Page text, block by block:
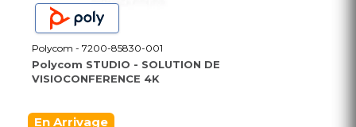
Polycom - 7200-85830-001
Polycom STUDIO - SOLUTION DE
VISIOCONFERENCE 4K
En Arrivage